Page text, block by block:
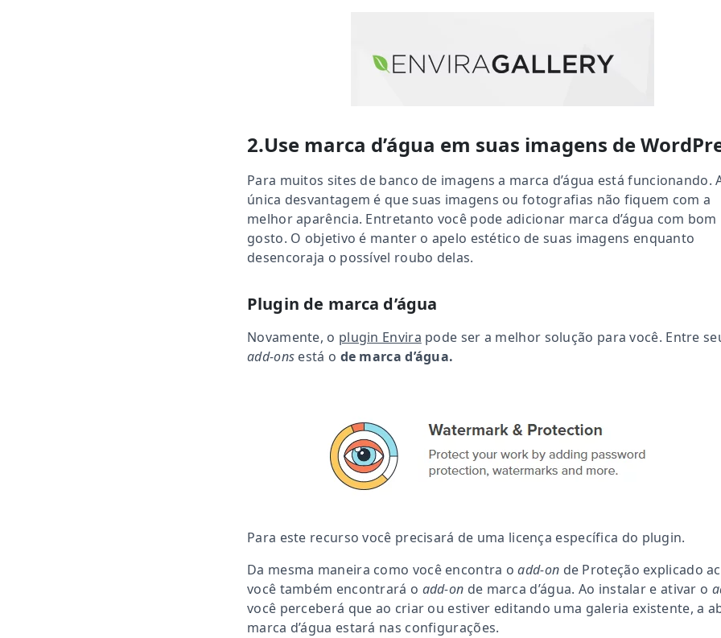
2.Use marca d’água em suas imagens de
Para muitos sites de banco de imagens a marca d’água está funcionando.
única desvantagem é que suas imagens ou fotografias não fiquem com a
melhor aparência. Entretanto você pode adicionar marca d’água com bom
gosto. O objetivo é manter o apelo estético de suas imagens enquanto
desencoraja o possível roubo delas.
Plugin de marca d’água
Novamente, o plugin Envira pode ser a melhor solução para você. Entre
add-ons está o de marca d’água.
Para este recurso você precisará de uma licença específica do plugin.
Da mesma maneira como você encontra oadd-on de Proteção explicado
você também encontrará o add-on de marca d’água. Ao instalar e ativar o
você perceberá que ao criar ou estiver editando uma galeria existente, a
marca d’água estará nas configurações.